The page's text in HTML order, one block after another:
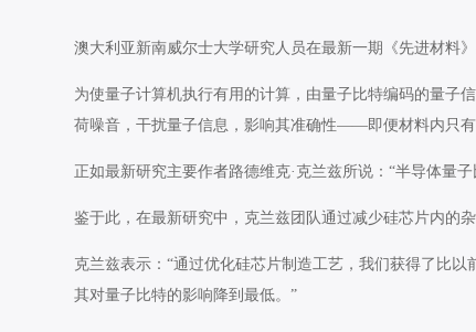
澳大利亚新南威尔士大学研究人员在最新一期《先进材料
为使量子计算机执行有用的计算，由量子比特编码的量子
荷噪音，干扰量子信息，影响其准确性——即便材料内只有
正如最新研究主要作者路德维克·克兰兹所说：“半导体量
鉴于此，在最新研究中，克兰兹团队通过减少硅芯片内的
克兰兹表示：“通过优化硅芯片制造工艺，我们获得了比
其对量子比特的影响降到最低。”